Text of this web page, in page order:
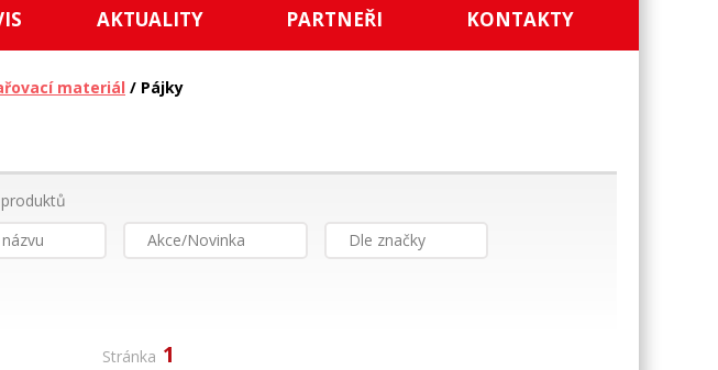
AKTUALITY PARTNEŘI KONTAKTY
materiál / Pájky
produktů
Akce/Novinka Dle značky
Stránka 1